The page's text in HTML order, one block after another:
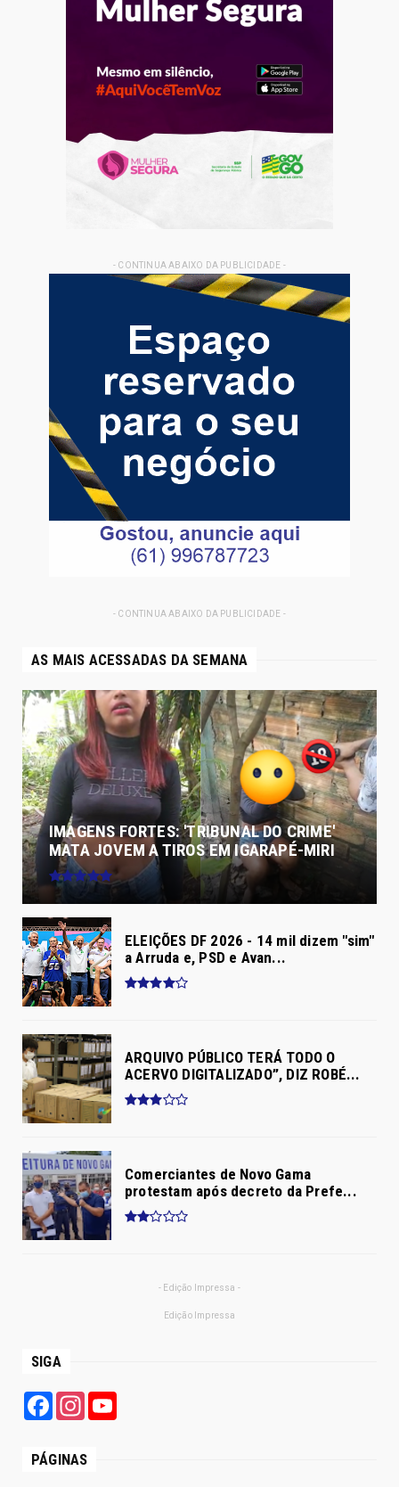
- CONTINUA ABAIXO DA PUBLICIDADE -
- CONTINUA ABAIXO DA PUBLICIDADE -
AS MAIS ACESSADAS DA SEMANA
IMAGENS FORTES: 'TRIBUNAL DO CRIME'
MATA JOVEM A TIROS EM IGARAPÉ-MIRI
ELEIÇÕES DF 2026 - 14 mil dizem "sim"
a Arruda e, PSD e Avan...
ARQUIVO PÚBLICO TERÁ TODO O
ACERVO DIGITALIZADO”, DIZ ROBÉ...
Comerciantes de Novo Gama
protestam após decreto da Prefe...
- Edição Impressa -
Edição Impressa
SIGA
FacebookInstagram
PÁGINAS